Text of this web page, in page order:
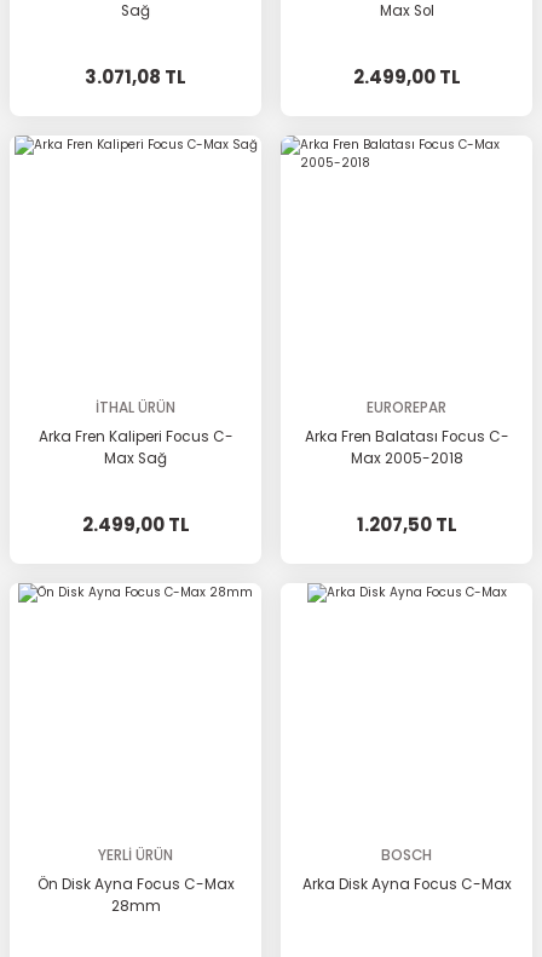
Sağ
3.071,08 TL
Max Sol
2.499,00 TL
İTHAL ÜRÜN
Arka Fren Kaliperi Focus C-
Max Sağ
2.499,00 TL
EUROREPAR
Arka Fren Balatası Focus C-
Max 2005-2018
1.207,50 TL
YERLİ ÜRÜN
Ön Disk Ayna Focus C-Max
28mm
BOSCH
Arka Disk Ayna Focus C-Max